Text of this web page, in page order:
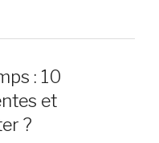
: 10
et
?